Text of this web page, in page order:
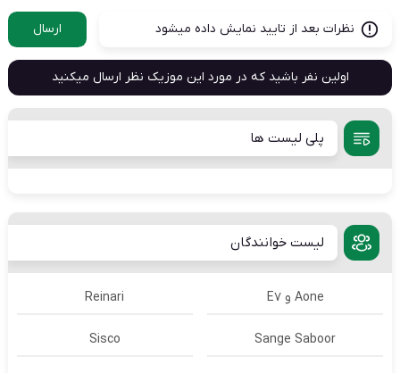
نظرات بعد از تایید نمایش داده میشود ارسال
اولین نفر باشید که در مورد این موزیک نظر ارسال میکنید
پلی لیست ها
لیست خوانندگان
Aone و E7 Reinari
Sange Saboor
Sisco